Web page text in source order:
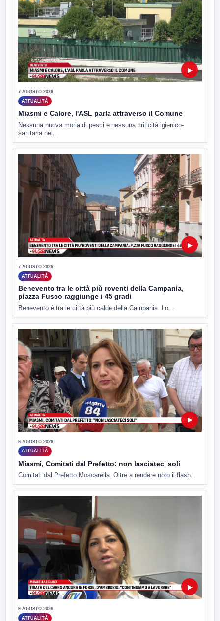
▶
7 AGOSTO 2026
ATTUALITÀ
Miasmi e Calore, l'ASL parla attraverso il Comune
Nessuna nuova moria di pesci e nessuna criticità igienico-
sanitaria nel...
▶
7 AGOSTO 2026
ATTUALITÀ
Benevento tra le città più roventi della Campania,
piazza Fusco raggiunge i 45 gradi
Benevento è tra le città più calde della Campania. Lo...
▶
6 AGOSTO 2026
ATTUALITÀ
Miasmi, Comitati dal Prefetto: non lasciateci soli
Comitati dal Prefetto Moscarella. Oltre a rendere noto il flash...
▶
6 AGOSTO 2026
ATTUALITÀ